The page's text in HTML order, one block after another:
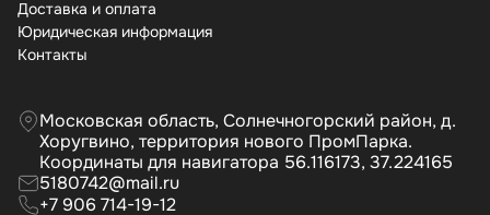
Доставка и оплата
Юридическая информация
Контакты
Московская область, Солнечногорский район, д.
Хоругвино, территория нового ПромПарка.
Координаты для навигатора 56.116173, 37.224165
5180742@mail.ru
+7 906 714-19-12